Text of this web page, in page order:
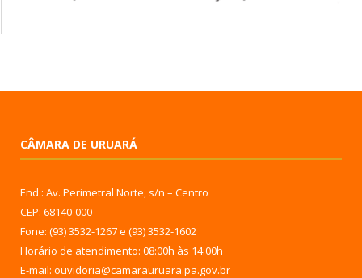
CÂMARA DE URUARÁ
End.: Av. Perimetral Norte, s/n – Centro
CEP: 68140-000
Fone: (93) 3532-1267 e (93) 3532-1602
Horário de atendimento: 08:00h às 14:00h
E-mail: ouvidoria@camarauruara.pa.gov.br